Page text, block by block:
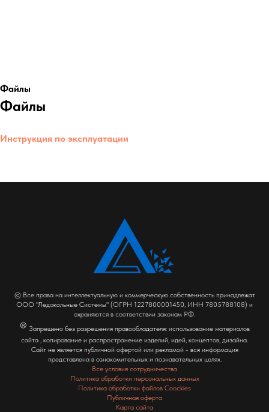
Файлы
Файлы
Инструкция по эксплуатации
© Все права на интеллектуальную и коммерческую собственность принадлежат
ООО "Ледокольные Системы" (ОГРН 1227800001450, ИНН 7805788108) и
охраняются в соответствии законам РФ.
® Запрещено без разрешения правообладателя: использование материалов
сайта , копирование и распространение изделий, идей, концептов, дизайна.
Сайт не является публичной офертой или рекламой - вся информация
представлена в ознакомительных и познавательных целях.
Все условия сотрудничества
Политика обработки персональных данных
Политика обработки файлов Coockies
Публичная оферта
Карта сайта